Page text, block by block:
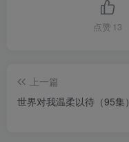
点赞 13
上一篇
世界对我温柔以待（95集）